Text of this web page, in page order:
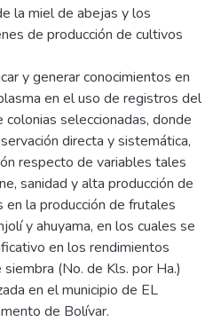
la miel de abejas y los
de producción de cultivos
y generar conocimientos en
en el uso de registros del
seleccionadas, donde
directa y sistemática,
respecto de variables tales
sanidad y alta producción de
la producción de frutales
y ahuyama, en los cuales se
en los rendimientos
(No. de Kls. por Ha.)
en el municipio de EL
de Bolívar.